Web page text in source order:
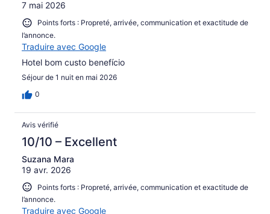
7 mai 2026
Points forts : Propreté, arrivée, communication et exactitude de
l’annonce.
Traduire avec Google
Hotel bom custo benefício
Séjour de 1 nuit en mai 2026
0
Avis vérifié
10/10 – Excellent
Suzana Mara
19 avr. 2026
Points forts : Propreté, arrivée, communication et exactitude de
l’annonce.
Traduire avec Google